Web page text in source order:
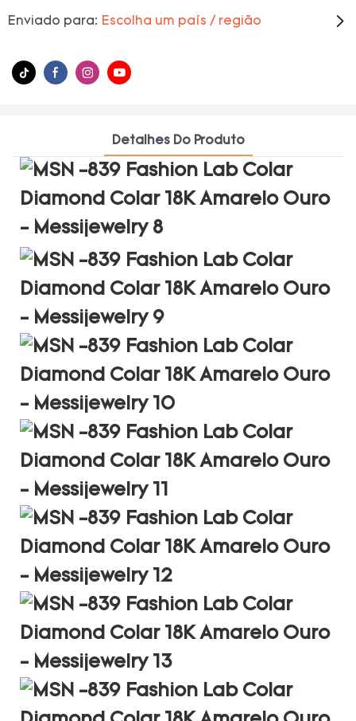
Enviado para: Escolha um país / região
Detalhes Do Produto